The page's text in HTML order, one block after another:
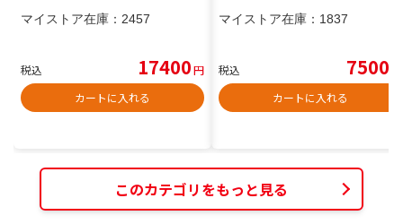
マイストア在庫： 2457
税込 17400円
カートに入れる
マイストア在庫： 1837
税込 7500
カートに入れる
このカテゴリをもっと見る